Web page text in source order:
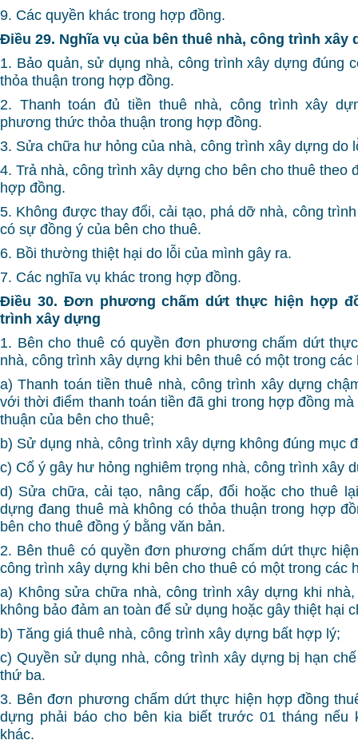
9. Các quyền khác trong hợp đồng.
Điều 29. Nghĩa vụ của bên thuê nhà, công trình xây
1. Bảo quản, sử dụng nhà, công trình xây dựng đúng
thỏa thuận trong hợp đồng.
2. Thanh toán đủ tiền thuê nhà, công trình xây
phương thức thỏa thuận trong hợp đồng.
3. Sửa chữa hư hỏng của nhà, công trình xây dựng do
4. Trả nhà, công trình xây dựng cho bên cho thuê theo
hợp đồng.
5. Không được thay đổi, cải tạo, phá dỡ nhà, công
có sự đồng ý của bên cho thuê.
6. Bồi thường thiệt hại do lỗi của mình gây ra.
7. Các nghĩa vụ khác trong hợp đồng.
Điều 30. Đơn phương chấm dứt thực hiện hợp
trình xây dựng
1. Bên cho thuê có quyền đơn phương chấm dứt
nhà, công trình xây dựng khi bên thuê có một trong các
a) Thanh toán tiền thuê nhà, công trình xây dựng
với thời điểm thanh toán tiền đã ghi trong hợp đồng
thuận của bên cho thuê;
b) Sử dụng nhà, công trình xây dựng không đúng mục
c) Cố ý gây hư hỏng nghiêm trọng nhà, công trình xây
d) Sửa chữa, cải tạo, nâng cấp, đổi hoặc cho thuê
dựng đang thuê mà không có thỏa thuận trong hợp
bên cho thuê đồng ý bằng văn bản.
2. Bên thuê có quyền đơn phương chấm dứt thực
công trình xây dựng khi bên cho thuê có một trong các
a) Không sửa chữa nhà, công trình xây dựng khi
không bảo đảm an toàn để sử dụng hoặc gây thiệt hại
b) Tăng giá thuê nhà, công trình xây dựng bất hợp lý;
c) Quyền sử dụng nhà, công trình xây dựng bị hạn
thứ ba.
3. Bên đơn phương chấm dứt thực hiện hợp đồng
dựng phải báo cho bên kia biết trước 01 tháng nếu
khác.